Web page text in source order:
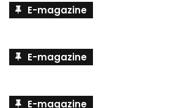
E-magazine
E-magazine
E-magazine